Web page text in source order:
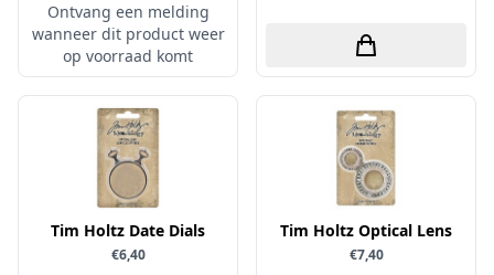
Papers for You
Piatek13
Prills
Pronty
Ranger
Rayher
Reprint
Ontvang een melding
wanneer dit product weer
op voorraad komt
Tim Holtz Date Dials
€6,40
Tim Holtz Optical Lens
€7,40